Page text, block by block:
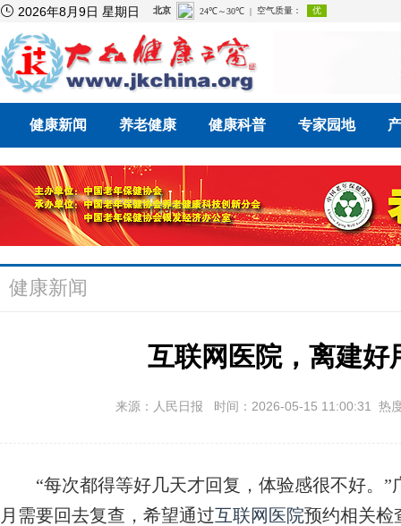
 2026年8月9日 星期日
健康新闻 养老健康 健康科普 专家园地
健康新闻
互联网医院，离建好
来源：人民日报 时间：2026-05-15 11:00:31 热
“每次都得等好几天才回复，体验感很不好。”
月需要回去复查，希望通过互联网医院预约相关检